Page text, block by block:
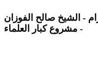
- الشيخ صالح الفوزان
- مشروع كبار العلماء